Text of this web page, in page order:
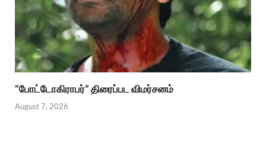
“போட்டோகிராபர்” திரைப்பட விமர்சனம்
August 7, 2026